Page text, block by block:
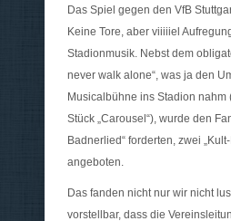
Das Spiel gegen den VfB
Keine Tore, aber viiiiiel
Stadionmusik. Nebst dem
never walk alone“, was ja den
Musicalbühne ins Stadion nahm
Stück „Carousel“), wurde den
Badnerlied“ forderten, zwei
angeboten.
Das fanden nicht nur wir nicht
vorstellbar, dass die